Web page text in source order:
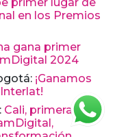
en los Premios
gana primer
2024
¡Ganamos
Cali, primera en